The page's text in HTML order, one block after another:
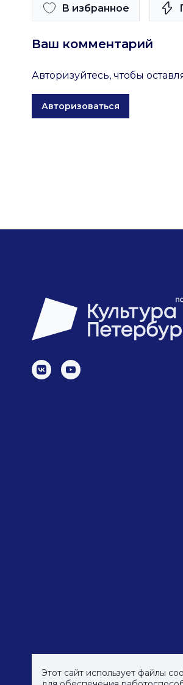
В избранное
Ваш комментарий
Авторизуйтесь, чтобы
Авторизоваться
© СПб ГБУДПО«Институт
Этот сайт использует файлы